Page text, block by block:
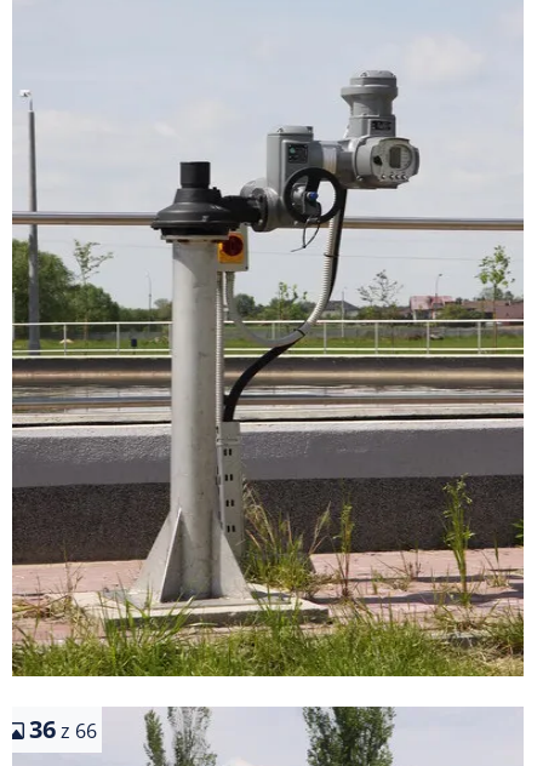
36z 66